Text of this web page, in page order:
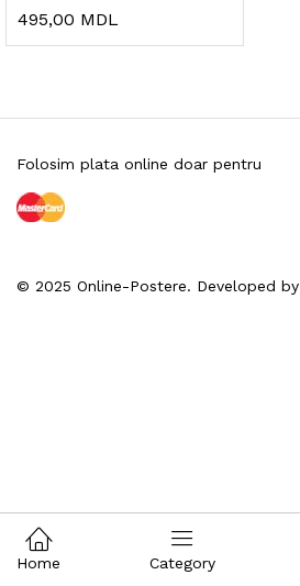
495,00 MDL
© 2025 Online-Postere. Developed by
Folosim plata online doar pentru
Home Category